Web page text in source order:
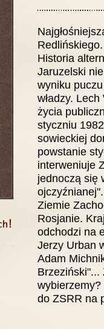
Redlińskiego.
Historia
Jaruzelski
wyniku
władzy.
życia
styczniu
sowieckiej
powstanie
interweniuje
jednoczą się
Ziemie
Rosjanie.
odchodzi na
Jerzy Urban
Adam
Brzeziński"...
do ZSRR na